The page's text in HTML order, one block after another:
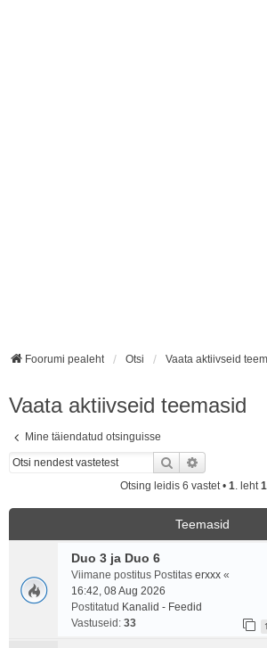
Foorumi pealeht Otsi Vaata aktiivseid
Vaata aktiivseid teemasid
Mine täiendatud otsinguisse
Otsi
Otsing leidis 6 vastet • 1. leht1
Teemasid
Duo 3 ja Duo 6
Viimane postitus Postitas erxxx «
16:42, 08 Aug 2026
Postitatud Kanalid - Feedid
Vastuseid: 33 1